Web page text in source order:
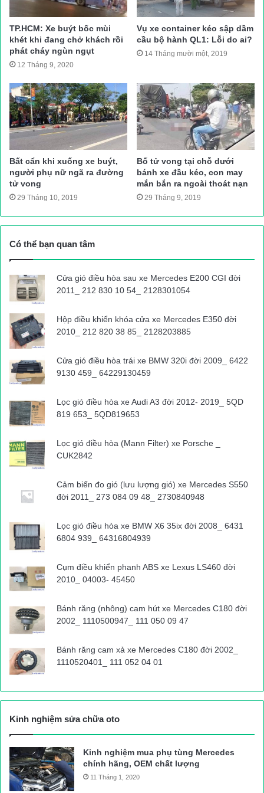
Giao thông qua khu vực cầu vượt trạm 2 bị ùn ứ kéo dài.
Tại hiện trường đầu xe container hư hỏng nặng, phần đầu xe
chồm lên dải phân cách biển báo bị gãy, nhiều mét dải phân
khiến giao thông qua khu vực bị ùn ứ kéo dài.
Nhận tin báo, lực lượng chức năng có mặt điều tiết giao thông
khám nghiệm hiện trường, điều tra xử lý và điều tiết giao thông
qua khu vực tránh ùn ứ. Nguyên nhân tai nạn tiếp tục được
phía công an điều tra làm rõ.
Vĩnh Phú
Nguồn bài viết:
TP.HCM: Xe buýt bốc mùi
khét khi đang chở khách rồi
phát cháy ngùn ngụt
12 Tháng 9, 2020
Vụ xe container kéo sập dầm
cầu bộ hành QL1: Lỗi do ai?
14 Tháng mười một, 2019
Bất cẩn khi xuống xe buýt,
người phụ nữ ngã ra đường
tử vong
29 Tháng 10, 2019
Bố tử vong tại chỗ dưới
bánh xe đầu kéo, con may
mắn bắn ra ngoài thoát nạn
29 Tháng 9, 2019
Có thể bạn quan tâm
Cửa gió điều hòa sau xe Mercedes E200 CGI đời
2011_ 212 830 10 54_ 2128301054
Hộp điều khiển khóa cửa xe Mercedes E350 đời
2010_ 212 820 38 85_ 2128203885
Cửa gió điều hòa trái xe BMW 320i đời 2009_ 6422
9130 459_ 64229130459
Lọc gió điều hòa xe Audi A3 đời 2012- 2019_ 5QD
819 653_ 5QD819653
Lọc gió điều hòa (Mann Filter) xe Porsche _
CUK2842
Cảm biến đo gió (lưu lượng gió) xe Mercedes S550
đời 2011_ 273 084 09 48_ 2730840948
Lọc gió điều hòa xe BMW X6 35ix đời 2008_ 6431
6804 939_ 64316804939
Cụm điều khiển phanh ABS xe Lexus LS460 đời
2010_ 04003- 45450
Bánh răng (nhông) cam hút xe Mercedes C180 đời
2002_ 1110500947_ 111 050 09 47
Bánh răng cam xả xe Mercedes C180 đời 2002_
1110520401_ 111 052 04 01
Kinh nghiệm sửa chữa oto
Kinh nghiệm mua phụ tùng Mercedes
chính hãng, OEM chất lượng
11 Tháng 1, 2020